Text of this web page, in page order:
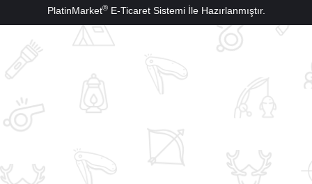
PlatinMarket®E-Ticaret Sistemiİle Hazırlanmıştır.